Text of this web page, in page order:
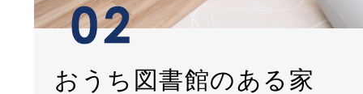
おうち図書館のある家